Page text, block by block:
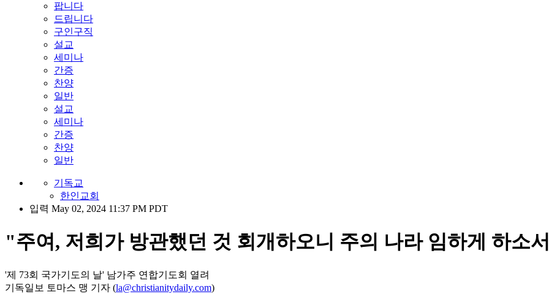
팝니다
드립니다
구인구직
설교
세미나
간증
찬양
일반
설교
세미나
간증
찬양
일반
기독교
한인교회
입력 May 02, 2024 11:37 PM PDT
"주여, 저희가 방관했던 것 회개하오니 주의 나라 임하게 하소
'제 73회 국가기도의 날' 남가주 연합기도회 열려
기독일보 토마스 맹 기자 (la@christianitydaily.com)